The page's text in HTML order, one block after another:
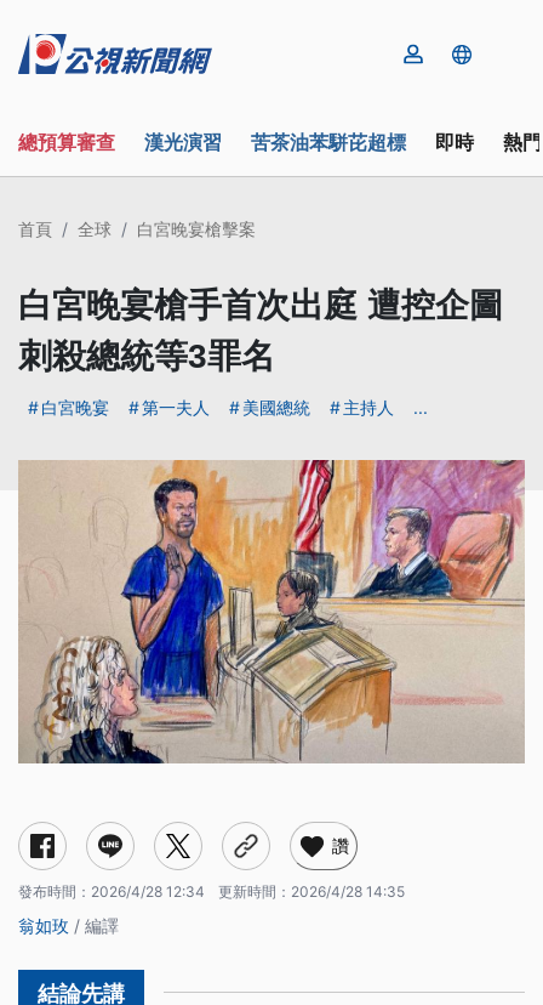
總預算審查 漢光演習 苦茶油苯駢芘超標 即時 熱
首頁 全球 白宮晚宴槍擊案
白宮晚宴槍手首次出庭 遭控企圖
刺殺總統等3罪名
白宮晚宴 第一夫人 美國總統 主持人 ...
讚
發布時間： 2026/4/28 12:34 更新時間： 2026/4/28 14:35
翁如玫 / 編譯